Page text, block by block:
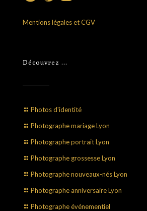
Mentions légales et CGV
Découvrez …
Photos d'identité
Photographe mariage Lyon
Photographe portrait Lyon
Photographe grossesse Lyon
Photographe nouveaux-nés Lyon
Photographe anniversaire Lyon
Photographe événementiel